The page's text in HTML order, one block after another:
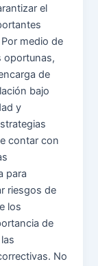
el
medio de
oportunas,
de
bajo
y
contar con
para
riesgos de
los
de
No